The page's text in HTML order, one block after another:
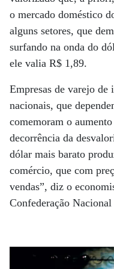
o mercado doméstico
alguns setores, que
surfando na onda do
ele valia R$ 1,89.
Empresas de varejo de
nacionais, que
comemoram o
decorrência da
dólar mais barato
comércio, que com
vendas”, diz o
Confederação